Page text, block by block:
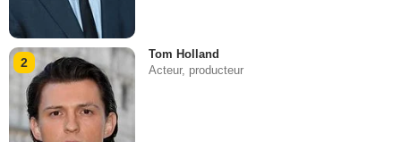
2
Tom Holland
Acteur, producteur